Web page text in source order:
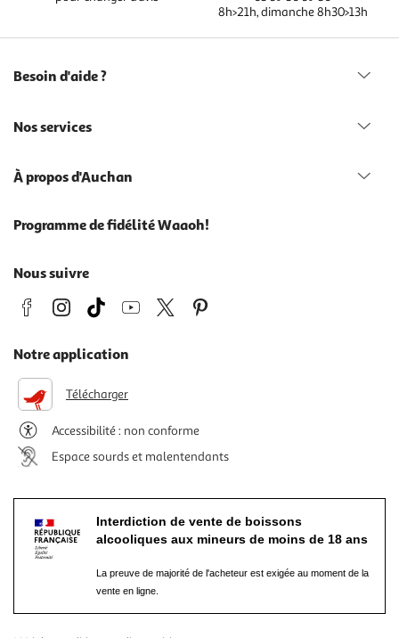
8h>21h, dimanche 8h30>13h
Besoin d'aide ?
Nos services
À propos d'Auchan
Programme de fidélité Waaoh!
Nous suivre
Notre application
Télécharger
Accessibilité : non conforme
Espace sourds et malentendants
Interdiction de vente de boissons
alcooliques aux mineurs de moins de 18 ans
La preuve de majorité de l'acheteur est exigée au moment de la
vente en ligne.